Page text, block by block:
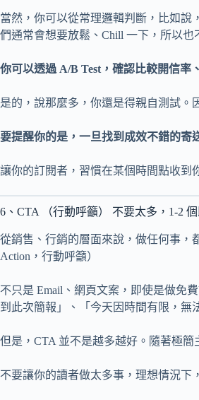
當然，你可以從常理邏輯判斷，比如說
們通常會想要放鬆、Chill 一下，所以也
你可以透過 A/B Test，確認比較開信率
是的，說那麼多，你還是得親自測試。
要提醒你的是，一旦找到成效不錯的寄
讓你的訂閱者，習慣在某個時間點收到
6、CTA （行動呼籲） 不要太多，1-2
從銷售、行銷的層面來說，做任何事，
Action，行動呼籲）
不只是 Email、網頁文案，即使是做免
到此次簡報」、「今天因時間有限，無
但是，CTA 並不是越多越好。隨著極
不要讓你的讀者做太多事，理想情況下